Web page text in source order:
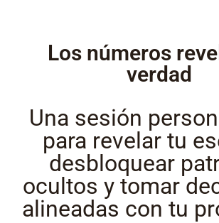
Los números
verdad
Una sesión
para revelar tu
desbloquear
ocultos y tomar
alineadas con tu